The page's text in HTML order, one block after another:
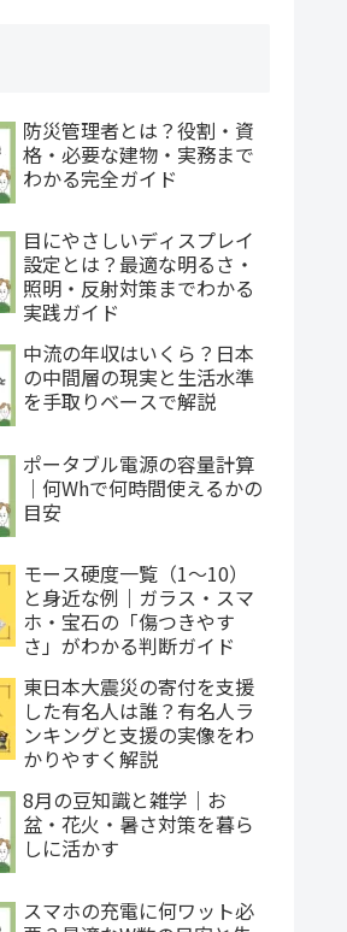
防災管理者とは？役割・資
格・必要な建物・実務まで
わかる完全ガイド
目にやさしいディスプレイ
設定とは？最適な明るさ・
照明・反射対策までわかる
実践ガイド
中流の年収はいくら？日本
の中間層の現実と生活水準
を手取りベースで解説
ポータブル電源の容量計算
｜何Whで何時間使えるかの
目安
モース硬度一覧（1〜10）
と身近な例｜ガラス・スマ
ホ・宝石の「傷つきやす
さ」がわかる判断ガイド
東日本大震災の寄付を支援
した有名人は誰？有名人ラ
ンキングと支援の実像をわ
かりやすく解説
8月の豆知識と雑学｜お
盆・花火・暑さ対策を暮ら
しに活かす
スマホの充電に何ワット必